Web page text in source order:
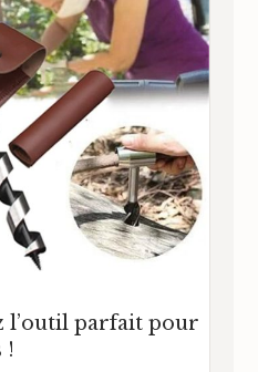
l’outil parfait pour
!